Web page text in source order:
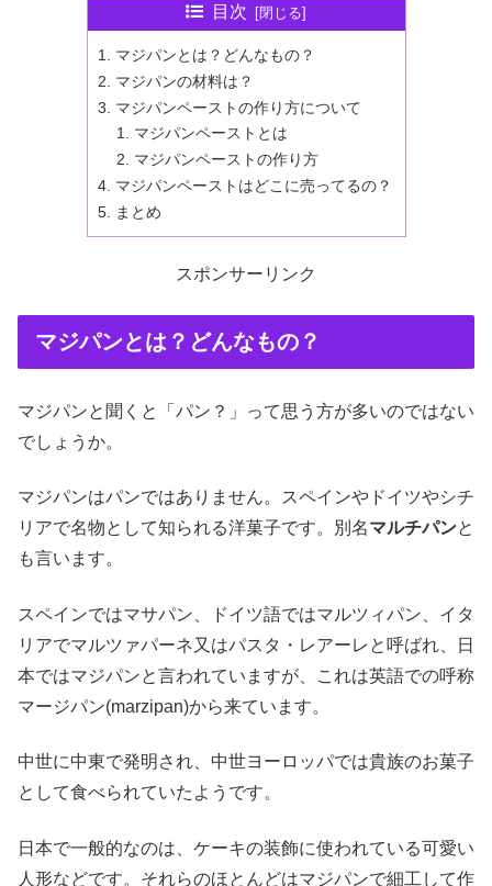
目次
マジパンとは？どんなもの？
マジパンの材料は？
マジパンペーストの作り方について
マジパンペーストとは
マジパンペーストの作り方
マジパンペーストはどこに売ってるの？
まとめ
スポンサーリンク
マジパンとは？どんなもの？
マジパンと聞くと「パン？」って思う方が多いのではない
でしょうか。
マジパンはパンではありません。スペインやドイツやシチ
リアで名物として知られる洋菓子です。別名マルチパンと
も言います。
スペインではマサパン、ドイツ語ではマルツィパン、イタ
リアでマルツァパーネ又はパスタ・レアーレと呼ばれ、日
本ではマジパンと言われていますが、これは英語での呼称
マージパン(marzipan)から来ています。
中世に中東で発明され、中世ヨーロッパでは貴族のお菓子
として食べられていたようです。
日本で一般的なのは、ケーキの装飾に使われている可愛い
人形などです。それらのほとんどはマジパンで細工して作